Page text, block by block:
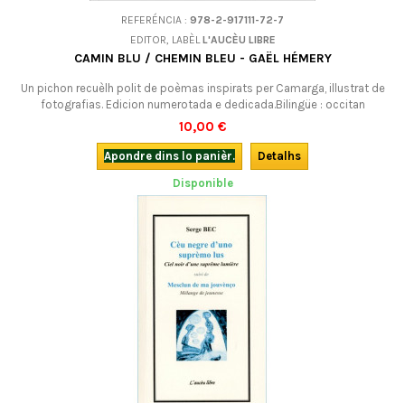
REFERÉNCIA : 978-2-917111-72-7
EDITOR, LABÈLL'AUCÈU LIBRE
CAMIN BLU / CHEMIN BLEU - GAËL HÉMERY
Un pichon recuèlh polit de poèmas inspirats per Camarga, illustrat de
fotografias. Edicion numerotada e dedicada.Bilingüe : occitan
(provençal, grafia mistralenca)-francés.
10,00 €
Apondre dins lo panièr.
Detalhs
Disponible